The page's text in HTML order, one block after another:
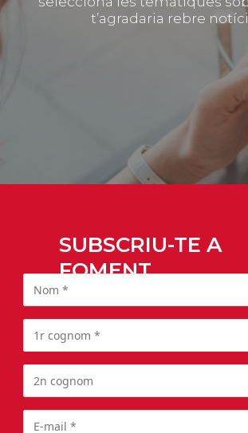
t’agradaria rebre
SUBSCRIU-TE A
FOMENT